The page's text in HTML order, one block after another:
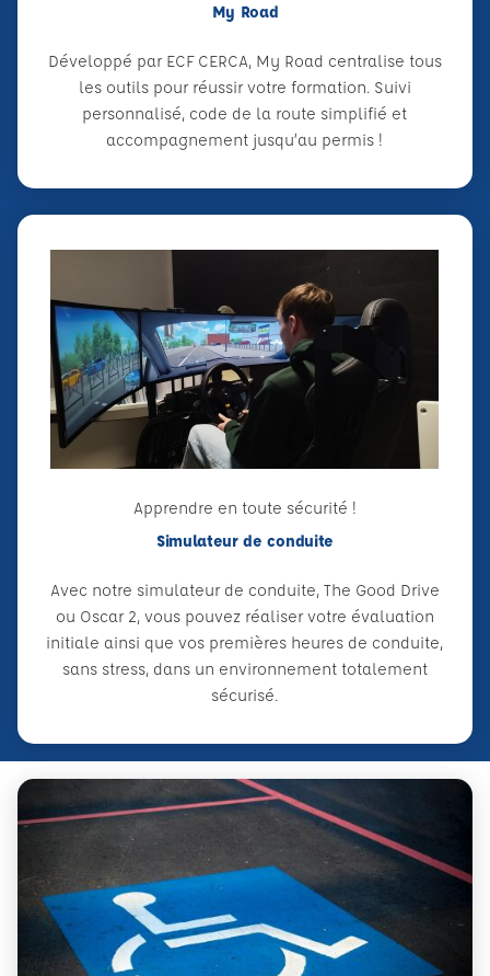
My Road
Développé par ECF CERCA, My Road centralise tous
les outils pour réussir votre formation. Suivi
personnalisé, code de la route simplifié et
accompagnement jusqu’au permis !
Apprendre en toute sécurité !
Simulateur de conduite
Avec notre simulateur de conduite, The Good Drive
ou Oscar 2, vous pouvez réaliser votre évaluation
initiale ainsi que vos premières heures de conduite,
sans stress, dans un environnement totalement
sécurisé.